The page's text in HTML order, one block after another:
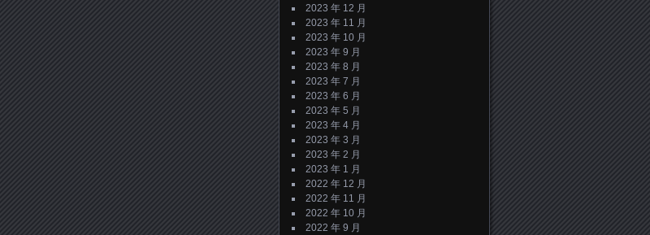
2023 年 12 月
2023 年 11 月
2023 年 10 月
2023 年 9 月
2023 年 8 月
2023 年 7 月
2023 年 6 月
2023 年 5 月
2023 年 4 月
2023 年 3 月
2023 年 2 月
2023 年 1 月
2022 年 12 月
2022 年 11 月
2022 年 10 月
2022 年 9 月